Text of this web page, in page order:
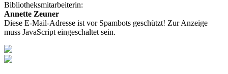
Bibliotheksmitarbeiterin:
Annette Zeuner
Diese E-Mail-Adresse ist vor Spambots geschützt! Zur Anzeige
muss JavaScript eingeschaltet sein.